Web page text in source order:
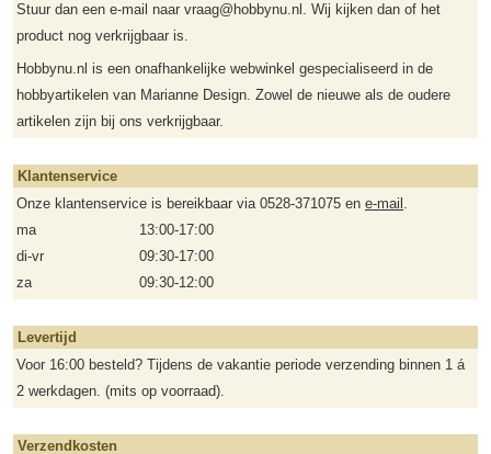
Stuur dan een e-mail naar vraag@hobbynu.nl. Wij kijken dan of het
product nog verkrijgbaar is.
Hobbynu.nl is een onafhankelijke webwinkel gespecialiseerd in de
hobbyartikelen van Marianne Design. Zowel de nieuwe als de oudere
artikelen zijn bij ons verkrijgbaar.
Klantenservice
Onze klantenservice is bereikbaar via 0528-371075 en e-mail .
ma
13:00-17:00
di-vr
09:30-17:00
za
09:30-12:00
Levertijd
Voor 16:00 besteld? Tijdens de vakantie periode verzending binnen 1 á
2 werkdagen. (mits op voorraad).
Verzendkosten